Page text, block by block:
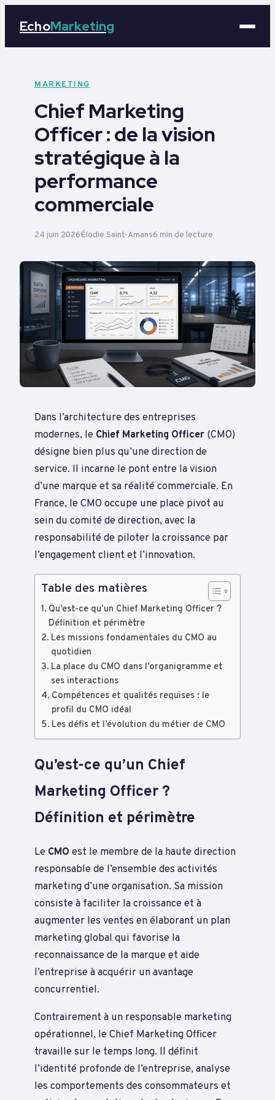
EchoMarketing
Business
Tech
Éducation
Emploi
MARKETING
Chief Marketing
Officer : de la vision
stratégique à la
performance
commerciale
24 juin 2026Élodie Saint-Amans6 min de lecture
Dans l’architecture des entreprises
modernes, le Chief Marketing Officer (CMO)
désigne bien plus qu’une direction de
service. Il incarne le pont entre la vision
d’une marque et sa réalité commerciale. En
France, le CMO occupe une place pivot au
sein du comité de direction, avec la
responsabilité de piloter la croissance par
l’engagement client et l’innovation.
Table des matières
Qu’est-ce qu’un Chief Marketing Officer ?
Définition et périmètre
Les missions fondamentales du CMO au
quotidien
La place du CMO dans l’organigramme et
ses interactions
Compétences et qualités requises : le
profil du CMO idéal
Les défis et l’évolution du métier de CMO
Qu’est-ce qu’un Chief
Marketing Officer ?
Définition et périmètre
Le CMO est le membre de la haute direction
responsable de l’ensemble des activités
marketing d’une organisation. Sa mission
consiste à faciliter la croissance et à
augmenter les ventes en élaborant un plan
marketing global qui favorise la
reconnaissance de la marque et aide
l’entreprise à acquérir un avantage
concurrentiel.
Contrairement à un responsable marketing
opérationnel, le Chief Marketing Officer
travaille sur le temps long. Il définit
l’identité profonde de l’entreprise, analyse
les comportements des consommateurs et